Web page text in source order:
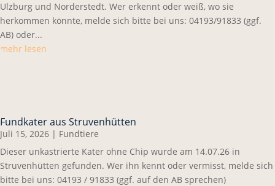
Ulzburg und Norderstedt. Wer erkennt oder weiß, wo sie
herkommen könnte, melde sich bitte bei uns: 04193/91833 (ggf.
AB) oder...
mehr lesen
Fundkater aus Struvenhütten
Juli 15, 2026 | Fundtiere
Dieser unkastrierte Kater ohne Chip wurde am 14.07.26 in
Struvenhütten gefunden. Wer ihn kennt oder vermisst, melde sich
bitte bei uns: 04193 / 91833 (ggf. auf den AB sprechen)